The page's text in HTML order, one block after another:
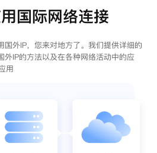
国际网络连接
国外IP，您来对地方了。我们提供详细的
外IP的方法以及在各种网络活动中的应
用